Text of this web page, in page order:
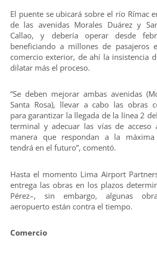
El puente se ubicará sobre el río Rímac
de las avenidas Morales Duárez y
Callao, y debería operar desde
beneficiando a millones de pasajeros
comercio exterior, de ahí la insistencia
dilatar más el proceso.
“Se deben mejorar ambas avenidas
Santa Rosa), llevar a cabo las obras
para garantizar la llegada de la línea 2
terminal y adecuar las vías de acceso
manera que respondan a la máxima
tendrá en el futuro”, comentó.
Hasta el momento Lima Airport
entrega las obras en los plazos
Pérez–, sin embargo, algunas
aeropuerto están contra el tiempo.
Comercio